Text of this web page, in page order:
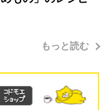
もっと読む